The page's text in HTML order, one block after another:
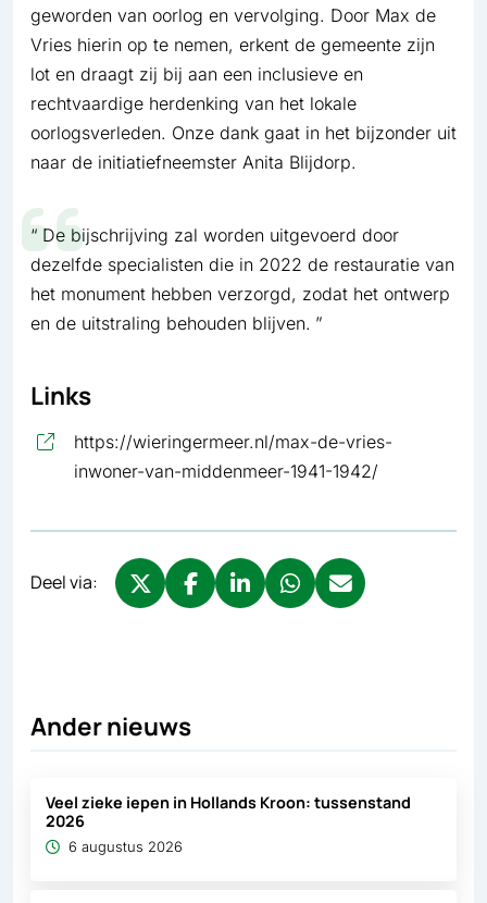
geworden van oorlog en vervolging. Door Max de
Vries hierin op te nemen, erkent de gemeente zijn
lot en draagt zij bij aan een inclusieve en
rechtvaardige herdenking van het lokale
oorlogsverleden. Onze dank gaat in het bijzonder uit
naar de initiatiefneemster Anita Blijdorp.
De bijschrijving zal worden uitgevoerd door
dezelfde specialisten die in 2022 de restauratie van
het monument hebben verzorgd, zodat het ontwerp
en de uitstraling behouden blijven.
Links
https://wieringermeer.nl/max-de-vries-
inwoner-van-middenmeer-1941-1942/
Deel via:
Ander nieuws
Veel zieke iepen in Hollands Kroon: tussenstand
2026
6 augustus 2026